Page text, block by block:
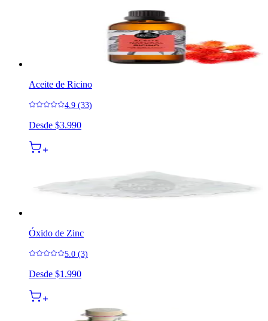
Aceite de Ricino
4.9 (33)
Desde $3.990
Óxido de Zinc
5.0 (3)
Desde $1.990